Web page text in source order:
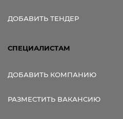
ДОБАВИТЬ ТЕНДЕР
СПЕЦИАЛИСТАМ
ДОБАВИТЬ КОМПАНИЮ
РАЗМЕСТИТЬ ВАКАНСИЮ